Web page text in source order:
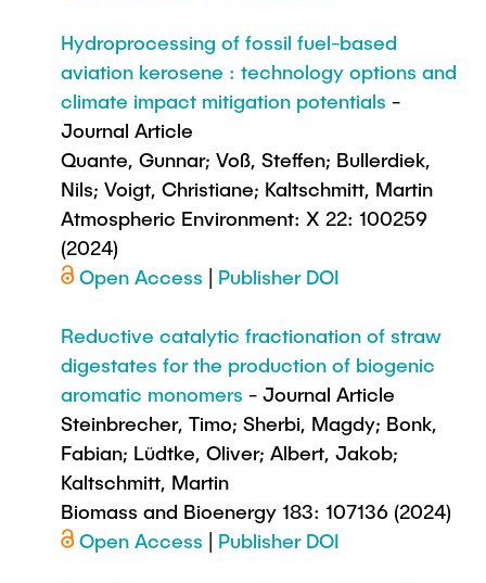
Hydroprocessing of fossil fuel-based
aviation kerosene : technology options and
climate impact mitigation potentials -
Journal Article
Quante, Gunnar; Voß, Steffen; Bullerdiek,
Nils; Voigt, Christiane; Kaltschmitt, Martin
Atmospheric Environment: X 22: 100259
(2024)
Open Access
Publisher DOI
Reductive catalytic fractionation of straw
digestates for the production of biogenic
aromatic monomers - Journal Article
Steinbrecher, Timo; Sherbi, Magdy; Bonk,
Fabian; Lüdtke, Oliver; Albert, Jakob;
Kaltschmitt, Martin
Biomass and Bioenergy 183: 107136 (2024)
Open Access
Publisher DOI